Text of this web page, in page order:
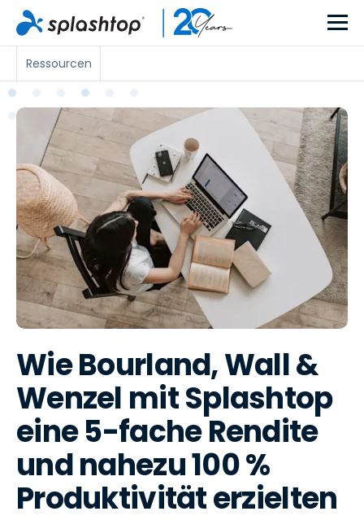
Ressourcen
Wie Bourland, Wall &
Wenzel mit Splashtop
eine 5-fache Rendite
und nahezu 100 %
Produktivität erzielten